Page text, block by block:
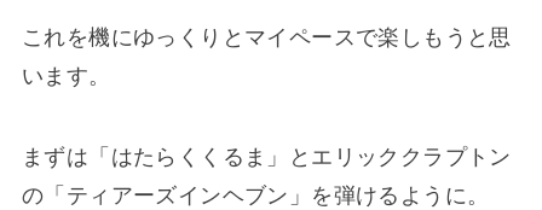
これを機にゆっくりとマイペースで楽しもうと思
います。
まずは「はたらくくるま」とエリッククラプトン
の「ティアーズインヘブン」を弾けるように。